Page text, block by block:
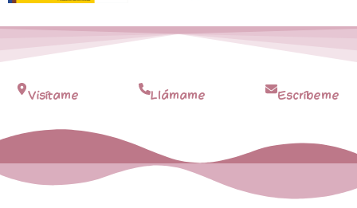
Visítame Llámame Escríbeme